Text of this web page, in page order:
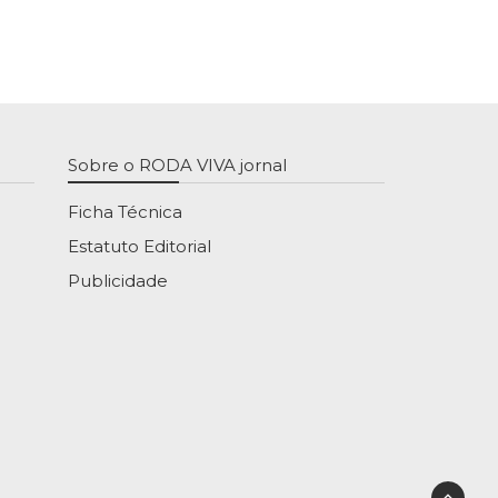
Sobre o RODA VIVA jornal
Ficha Técnica
Estatuto Editorial
Publicidade